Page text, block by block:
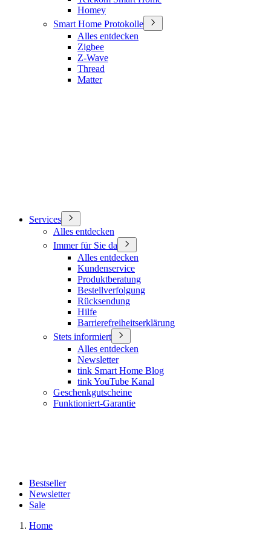
Homey
Smart Home Protokolle
Alles entdecken
Zigbee
Z-Wave
Thread
Matter
Services
Alles entdecken
Immer für Sie da
Alles entdecken
Kundenservice
Produktberatung
Bestellverfolgung
Rücksendung
Hilfe
Barrierefreiheitserklärung
Stets informiert
Alles entdecken
Newsletter
tink Smart Home Blog
tink YouTube Kanal
Geschenkgutscheine
Funktioniert-Garantie
Bestseller
Newsletter
Sale
Home